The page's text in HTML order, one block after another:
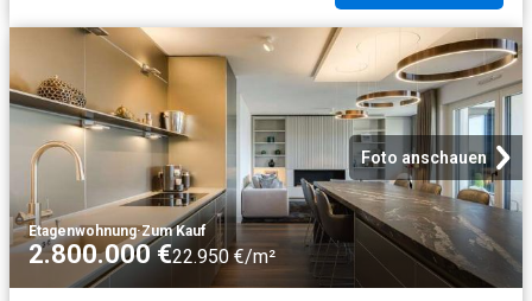
Foto anschauen
Etagenwohnung·Zum Kauf
2.800.000 €22.950 €/m²